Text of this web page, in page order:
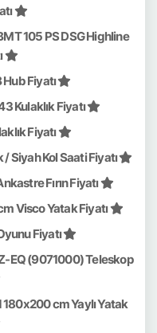
105 PS DSG Highline
Hub Fiyatı
Kulaklık Fiyatı
Fiyatı
Siyah Kol Saati Fiyatı
Fırın Fiyatı
Visco Yatak Fiyatı
Fiyatı
EQ (9071000) Teleskop
cm Yaylı Yatak